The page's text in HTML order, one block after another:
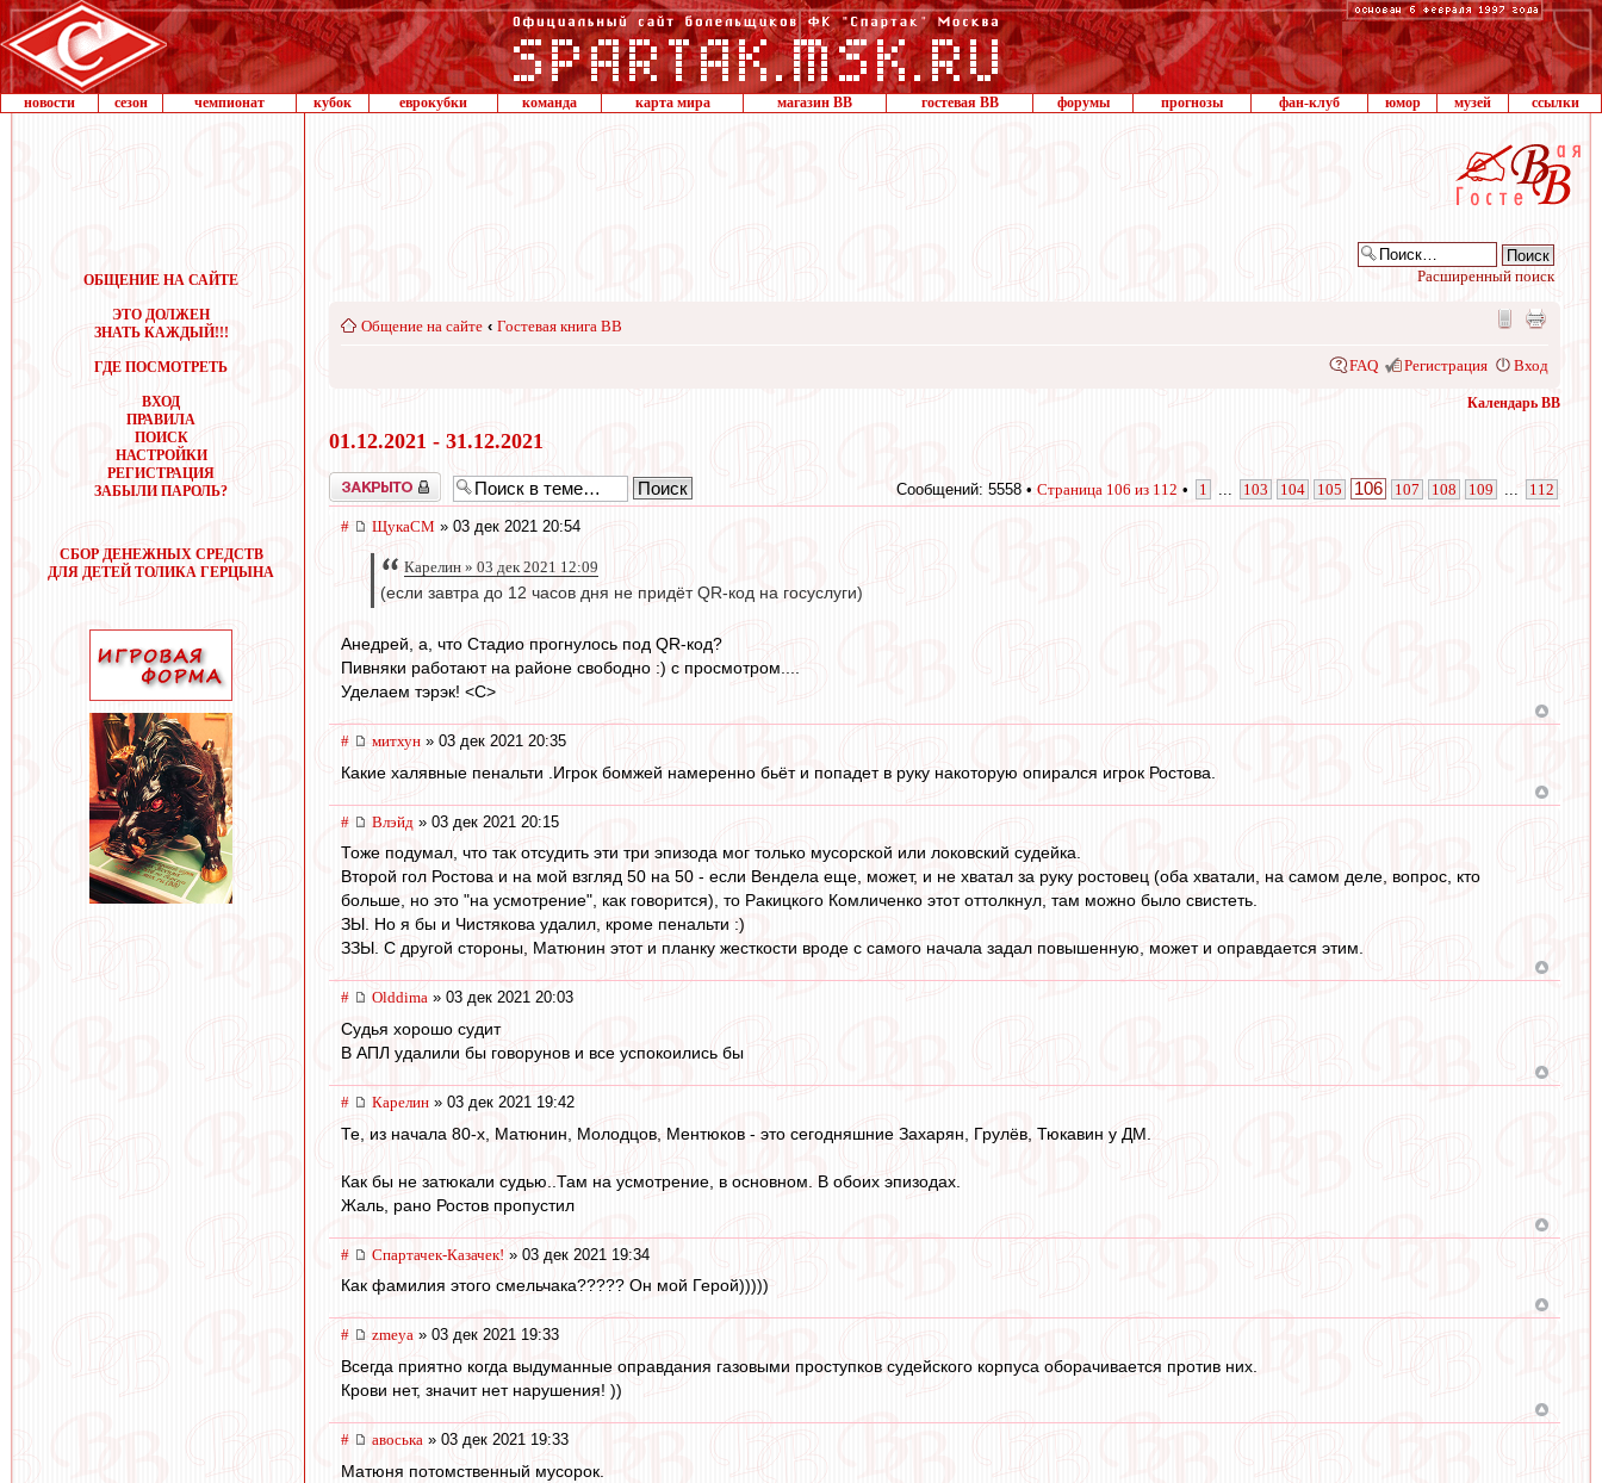
новости сезон чемпионат кубок еврокубки команда карта мира магазин ВВ гостевая ВВ форумы прогнозы фан-клуб юмор музей ссылки
ОБЩЕНИЕ НА САЙТЕ
ЭТО ДОЛЖЕН
ЗНАТЬ КАЖДЫЙ!!!
ГДЕ ПОСМОТРЕТЬ
ВХОД
ПРАВИЛА
ПОИСК
НАСТРОЙКИ
РЕГИСТРАЦИЯ
ЗАБЫЛИ ПАРОЛЬ?
СБОР ДЕНЕЖНЫХ СРЕДСТВ
ДЛЯ ДЕТЕЙ ТОЛИКА ГЕРЦЫНА
Расширенный поиск
Общение на сайте ‹ Гостевая книга ВВ
FAQ Регистрация Вход
Календарь ВВ
01.12.2021 - 31.12.2021
Закрыто Сообщений: 5558 • Страница 106 из 112 • 1 103 104 105 106 107 108 109 112
# ЩукаСМ » 03 дек 2021 20:54
Карелин » 03 дек 2021 12:09
(если завтра до 12 часов дня не придёт QR-код на госуслуги)
Анедрей, а, что Стадио прогнулось под QR-код?
Пивняки работают на районе свободно :) с просмотром....
Уделаем тэрэк! <C>
# митхун » 03 дек 2021 20:35
Какие халявные пенальти .Игрок бомжей намеренно бьёт и попадет в руку накоторую опирался игрок Ростова.
# Влэйд » 03 дек 2021 20:15
Тоже подумал, что так отсудить эти три эпизода мог только мусорской или локовский судейка.
Второй гол Ростова и на мой взгляд 50 на 50 - если Вендела еще, может, и не хватал за руку ростовец (оба хватали, на самом деле, вопрос, кто
больше, но это "на усмотрение", как говорится), то Ракицкого Комличенко этот оттолкнул, там можно было свистеть.
ЗЫ. Но я бы и Чистякова удалил, кроме пенальти :)
ЗЗЫ. С другой стороны, Матюнин этот и планку жесткости вроде с самого начала задал повышенную, может и оправдается этим.
# Olddima » 03 дек 2021 20:03
Судья хорошо судит
В АПЛ удалили бы говорунов и все успокоились бы
# Карелин » 03 дек 2021 19:42
Те, из начала 80-х, Матюнин, Молодцов, Ментюков - это сегодняшние Захарян, Грулёв, Тюкавин у ДМ.
Как бы не затюкали судью..Там на усмотрение, в основном. В обоих эпизодах.
Жаль, рано Ростов пропустил
# Спартачек-Казачек! » 03 дек 2021 19:34
Как фамилия этого смельчака????? Он мой Герой)))))
# zmeya » 03 дек 2021 19:33
Всегда приятно когда выдуманные оправдания газовыми проступков судейского корпуса оборачивается против них.
Крови нет, значит нет нарушения! ))
# авоська » 03 дек 2021 19:33
Матюня потомственный мусорок.